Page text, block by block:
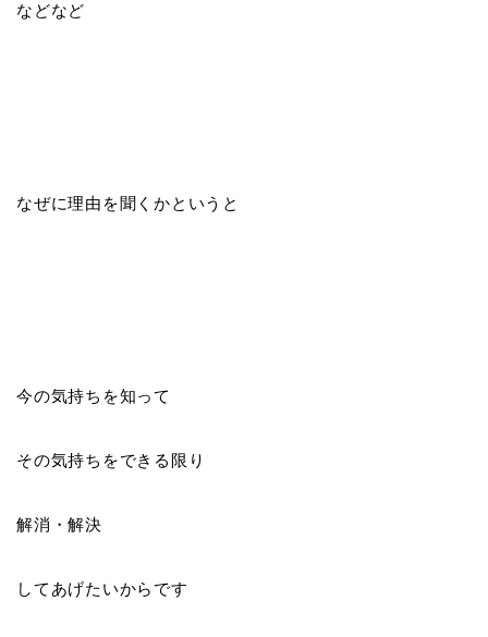
などなど
なぜに理由を聞くかというと
今の気持ちを知って
その気持ちをできる限り
解消・解決
してあげたいからです